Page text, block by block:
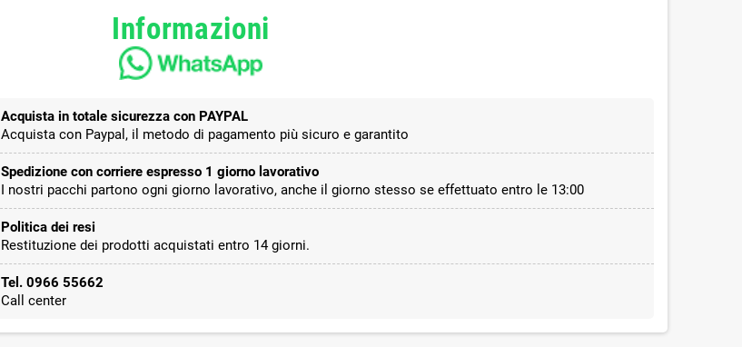
Informazioni
Acquista in totale sicurezza con PAYPAL
Acquista con Paypal, il metodo di pagamento più sicuro e garantito
Spedizione con corriere espresso 1 giorno lavorativo
I nostri pacchi partono ogni giorno lavorativo, anche il giorno stesso se effettuato entro le 13:00
Politica dei resi
Restituzione dei prodotti acquistati entro 14 giorni.
Tel. 0966 55662
Call center